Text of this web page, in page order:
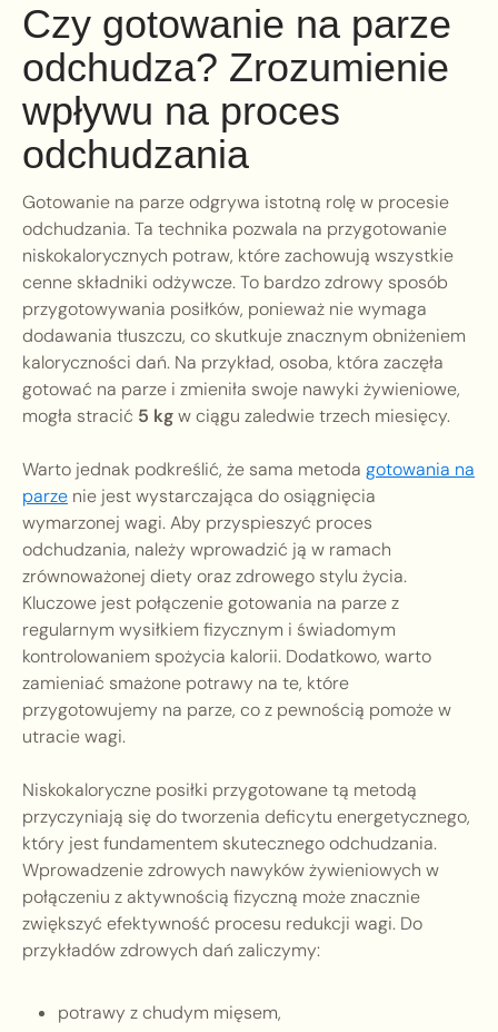
Czy gotowanie na parze
odchudza? Zrozumienie
wpływu na proces
odchudzania
Gotowanie na parze odgrywa istotną rolę w procesie
odchudzania. Ta technika pozwala na przygotowanie
niskokalorycznych potraw, które zachowują wszystkie
cenne składniki odżywcze. To bardzo zdrowy sposób
przygotowywania posiłków, ponieważ nie wymaga
dodawania tłuszczu, co skutkuje znacznym obniżeniem
kaloryczności dań. Na przykład, osoba, która zaczęła
gotować na parze i zmieniła swoje nawyki żywieniowe,
mogła stracić 5 kgw ciągu zaledwie trzech miesięcy.
Warto jednak podkreślić, że sama metoda gotowania na
parze nie jest wystarczająca do osiągnięcia
wymarzonej wagi. Aby przyspieszyć proces
odchudzania, należy wprowadzić ją w ramach
zrównoważonej diety oraz zdrowego stylu życia.
Kluczowe jest połączenie gotowania na parze z
regularnym wysiłkiem fizycznym i świadomym
kontrolowaniem spożycia kalorii. Dodatkowo, warto
zamieniać smażone potrawy na te, które
przygotowujemy na parze, co z pewnością pomoże w
utracie wagi.
Niskokaloryczne posiłki przygotowane tą metodą
przyczyniają się do tworzenia deficytu energetycznego,
który jest fundamentem skutecznego odchudzania.
Wprowadzenie zdrowych nawyków żywieniowych w
połączeniu z aktywnością fizyczną może znacznie
zwiększyć efektywność procesu redukcji wagi. Do
przykładów zdrowych dań zaliczymy:
potrawy z chudym mięsem,